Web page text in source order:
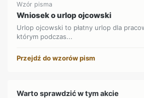
Wzór pisma
Wniosek o urlop ojcowski
Urlop ojcowski to płatny urlop dla
którym podczas...
Przejdź do wzorów pism
Warto sprawdzić w tym akcie